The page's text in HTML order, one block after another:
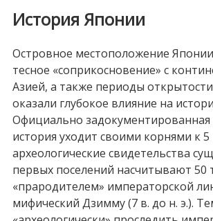
История Японии
Островное местоположение
тесное «соприкосновение» с
Азией, а также периоды
оказали глубокое влияние на
Официально задокументированная
история уходит своими корнями к 5
археологические свидетельства
первых поселений насчитывают 50
«прародителем» императорской
мифический Дзимму (7 в. до н. э.).